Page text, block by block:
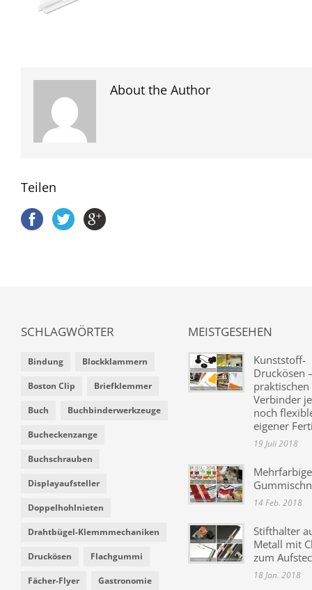
About the Author
Teilen
SCHLAGWÖRTER
Bindung Blockklammern
Boston Clip Briefklemmer
Buch Buchbinderwerkzeuge
Bucheckenzange
Buchschrauben
Displayaufsteller
Doppelhohlnieten
Drahtbügel-Klemmmechaniken
Druckösen Flachgummi
Fächer-Flyer Gastronomie
MEISTGESEHEN
Kunststoff-
Druckösen
praktischen
Verbinder
noch
eigener
19 Juli 2018
Mehrfarbige
14 Feb. 2018
Stifthalter
Metall mit
zum
18 Jan. 2018